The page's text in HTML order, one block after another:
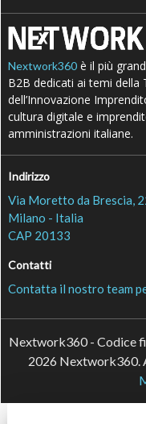
Nextwork360 è il più
B2B dedicati ai temi
dell’Innovazione
cultura digitale e
amministrazioni italiane.
Indirizzo
Via Moretto da Brescia,
Milano - Italia
CAP 20133
Contatti
Contatta il nostro team
Nextwork360 - Codice
2026 Nextwork360.